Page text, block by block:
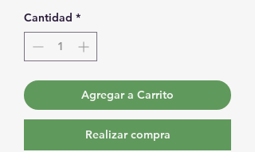
Cantidad *
Agregar a Carrito
Realizar compra